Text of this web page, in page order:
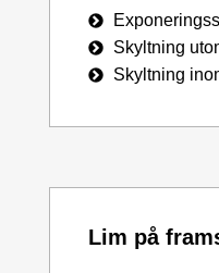
Skyltning
Skyltning
Lim på